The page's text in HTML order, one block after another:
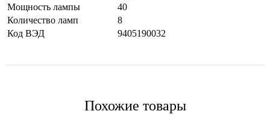
Мощность лампы
40
Количество ламп
8
Код ВЭД
9405190032
Похожие товары